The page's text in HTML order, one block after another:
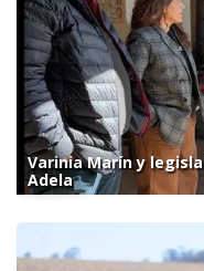
Varinia Marín y
Adela